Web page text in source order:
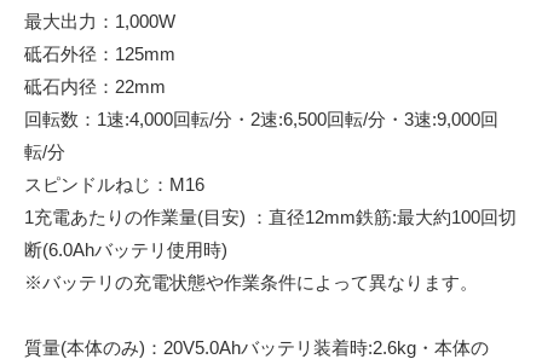
最大出力：1,000W
砥石外径：125mm
砥石内径：22mm
回転数：1速:4,000回転/分・2速:6,500回転/分・3速:9,000回
転/分
スピンドルねじ：M16
1充電あたりの作業量(目安) ：直径12mm鉄筋:最大約100回切
断(6.0Ahバッテリ使用時)
※バッテリの充電状態や作業条件によって異なります。
質量(本体のみ)：20V5.0Ahバッテリ装着時:2.6kg・本体の